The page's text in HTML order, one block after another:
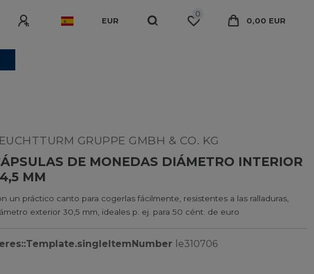
EUR
0
0,00 EUR
GRUPPE GMBH & CO. KG
DE MONEDAS DIÁMETRO INTERIOR
MM
un práctico canto para cogerlas fácilmente, resistentes a las ralladuras,
exterior 30,5 mm, ideales p. ej. para 50 cént. de euro
le310706